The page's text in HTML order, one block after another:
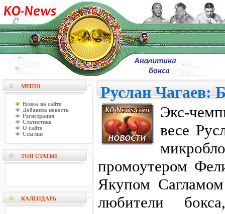
МЕНЮ
Новое на сайте
Добавить новость
Регистрация
Статистика
О сайте
Ссылки
ТОП СТАТЬИ
КАЛЕНДАРЬ
Руслан Чагаев:
Экс-
весе
промоутером
Якупом
любители